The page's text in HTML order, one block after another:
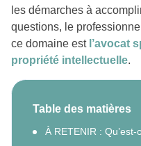
les démarches à
questions, le
ce domaine est l’avocat
propriété intellectuelle.
Table des matières
À RETENIR :